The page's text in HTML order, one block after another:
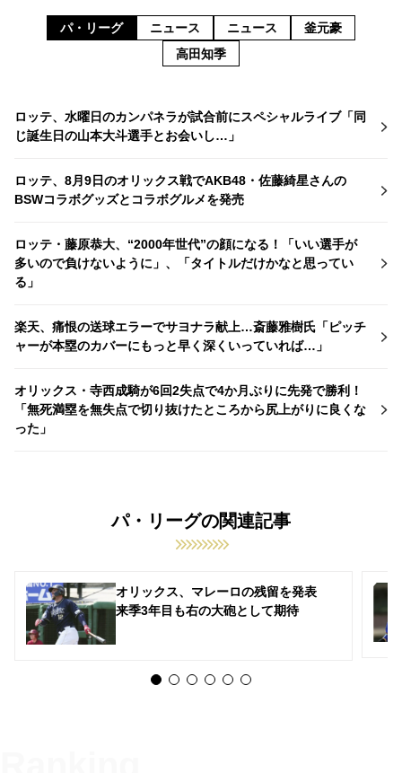
パ・リーグ ニュース ニュース
釜元豪
高田知季
ロッテ、水曜日のカンパネラが試合前にスペシャルライブ「同
じ誕生日の山本大斗選手とお会いし…」
ロッテ、8月9日のオリックス戦でAKB48・佐藤綺星さんの
BSWコラボグッズとコラボグルメを発売
ロッテ・藤原恭大、“2000年世代”の顔になる！「いい選手が
多いので負けないように」、「タイトルだけかなと思ってい
る」
楽天、痛恨の送球エラーでサヨナラ献上…斎藤雅樹氏「ピッチ
ャーが本塁のカバーにもっと早く深くいっていれば…」
オリックス・寺西成騎が6回2失点で4か月ぶりに先発で勝利！
「無死満塁を無失点で切り抜けたところから尻上がりに良くな
った」
パ・リーグの関連記事
オリックス、マレーロの残留を発表
来季3年目も右の大砲として期待